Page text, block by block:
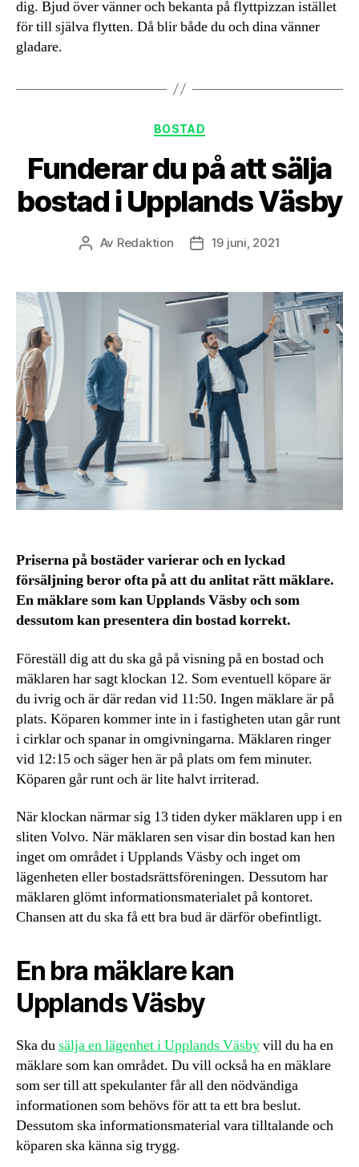
dig. Bjud över vänner och bekanta på flyttpizzan istället
för till själva flytten. Då blir både du och dina vänner
gladare.
Kategorier
BOSTAD
Funderar du på att sälja
bostad i Upplands Väsby
Inläggsförfattare
Av Redaktion Inläggsdatum
19 juni, 2021
Priserna på bostäder varierar och en lyckad
försäljning beror ofta på att du anlitat rätt mäklare.
En mäklare som kan Upplands Väsby och som
dessutom kan presentera din bostad korrekt.
Föreställ dig att du ska gå på visning på en bostad och
mäklaren har sagt klockan 12. Som eventuell köpare är
du ivrig och är där redan vid 11:50. Ingen mäklare är på
plats. Köparen kommer inte in i fastigheten utan går runt
i cirklar och spanar in omgivningarna. Mäklaren ringer
vid 12:15 och säger hen är på plats om fem minuter.
Köparen går runt och är lite halvt irriterad.
När klockan närmar sig 13 tiden dyker mäklaren upp i en
sliten Volvo. När mäklaren sen visar din bostad kan hen
inget om området i Upplands Väsby och inget om
lägenheten eller bostadsrättsföreningen. Dessutom har
mäklaren glömt informationsmaterialet på kontoret.
Chansen att du ska få ett bra bud är därför obefintligt.
En bra mäklare kan
Upplands Väsby
Ska dusälja en lägenhet i Upplands Väsbyvill du ha en
mäklare som kan området. Du vill också ha en mäklare
som ser till att spekulanter får all den nödvändiga
informationen som behövs för att ta ett bra beslut.
Dessutom ska informationsmaterial vara tilltalande och
köparen ska känna sig trygg.